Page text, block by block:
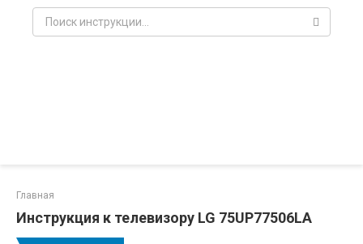
Поиск:
Главная
Инструкция к телевизору LG 75UP77506LA